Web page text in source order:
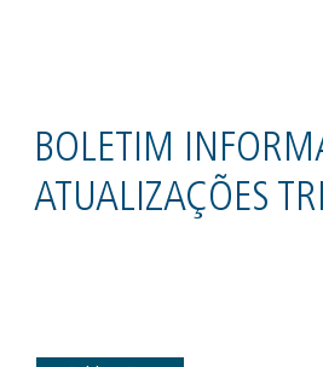
BOLETIM
ATUALIZAÇÕES